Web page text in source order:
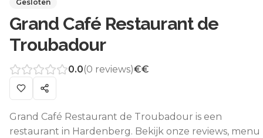
Gesloten
Grand Café Restaurant de
Troubadour
0.0(0 reviews)€€
Grand Café Restaurant de Troubadour is een
restaurant in Hardenberg. Bekijk onze reviews, menu